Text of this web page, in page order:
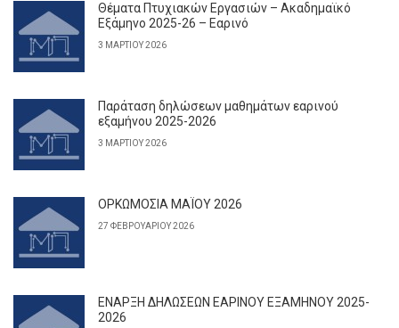
Θέματα Πτυχιακών Εργασιών – Ακαδημαϊκό
Εξάμηνο 2025-26 – Εαρινό
3 ΜΑΡΤΊΟΥ 2026
Παράταση δηλώσεων μαθημάτων εαρινού
εξαμήνου 2025-2026
3 ΜΑΡΤΊΟΥ 2026
ΟΡΚΩΜΟΣΙΑ ΜΑΪΟΥ 2026
27 ΦΕΒΡΟΥΑΡΊΟΥ 2026
ΕΝΑΡΞΗ ΔΗΛΩΣΕΩΝ ΕΑΡΙΝΟΥ ΕΞΑΜΗΝΟΥ 2025-
2026